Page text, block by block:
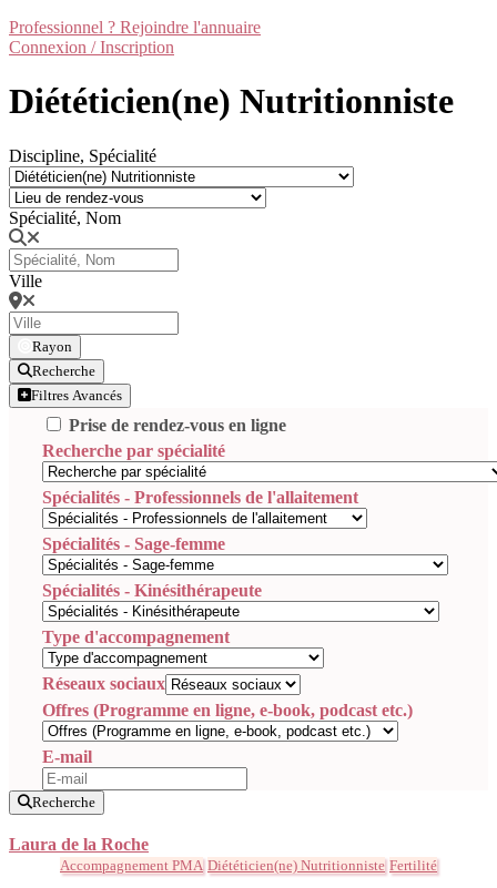
Professionnel ? Rejoindre l'annuaire
Connexion / Inscription
Diététicien(ne) Nutritionniste
Discipline, Spécialité
Spécialité, Nom
Ville
Rayon
Recherche
Filtres Avancés
Prise de rendez-vous en ligne
Recherche par spécialité
Spécialités - Professionnels de l'allaitement
Spécialités - Sage-femme
Spécialités - Kinésithérapeute
Type d'accompagnement
Réseaux sociaux
Offres (Programme en ligne, e-book, podcast etc.)
E-mail
Recherche
Laura de la Roche
Accompagnement PMA Diététicien(ne) Nutritionniste Fertilité